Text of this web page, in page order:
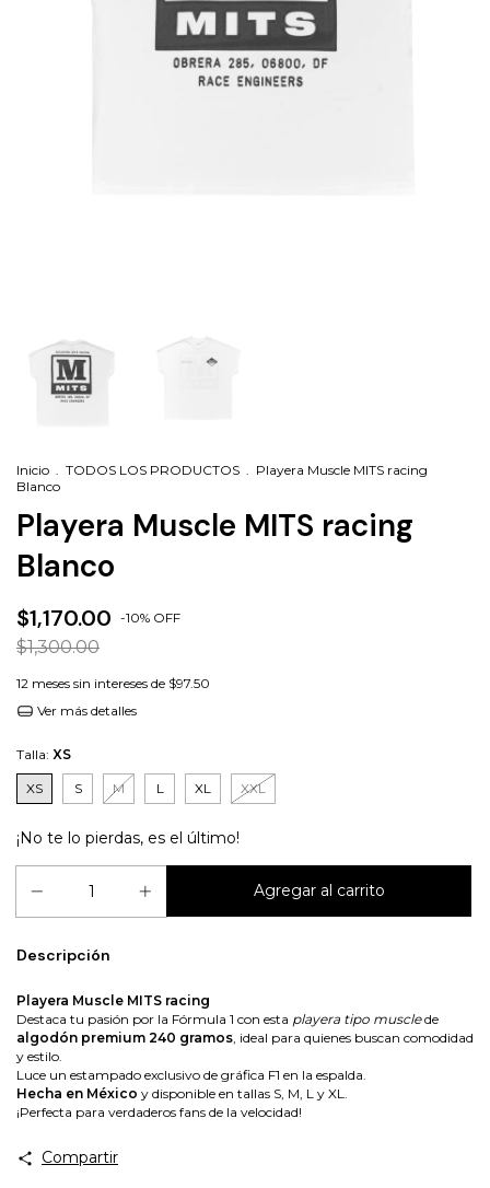
Inicio . TODOS LOS PRODUCTOS . Playera Muscle MITS racing
Blanco
Playera Muscle MITS racing
Blanco
$1,170.00 -10% OFF
$1,300.00
12 meses sin intereses de $97.50
Ver más detalles
Talla: XS
XS S M L XL XXL
¡No te lo pierdas, es el último!
Descripción
Playera Muscle MITS racing
Destaca tu pasión por la Fórmula 1 con esta playera tipo musclede
algodón premium 240 gramos, ideal para quienes buscan comodidad
y estilo.
Luce un estampado exclusivo de gráfica F1 en la espalda.
Hecha en México y disponible en tallas S, M, L y XL.
¡Perfecta para verdaderos fans de la velocidad!
Compartir